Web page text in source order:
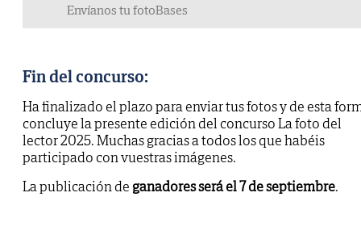
Envíanos tu fotoBases
Fin del concurso:
Ha finalizado el plazo para enviar tus fotos y de esta
concluye la presente edición del concurso La foto del
lector 2025. Muchas gracias a todos los que habéis
participado con vuestras imágenes.
La publicación de ganadores será el 7 de septiembre.